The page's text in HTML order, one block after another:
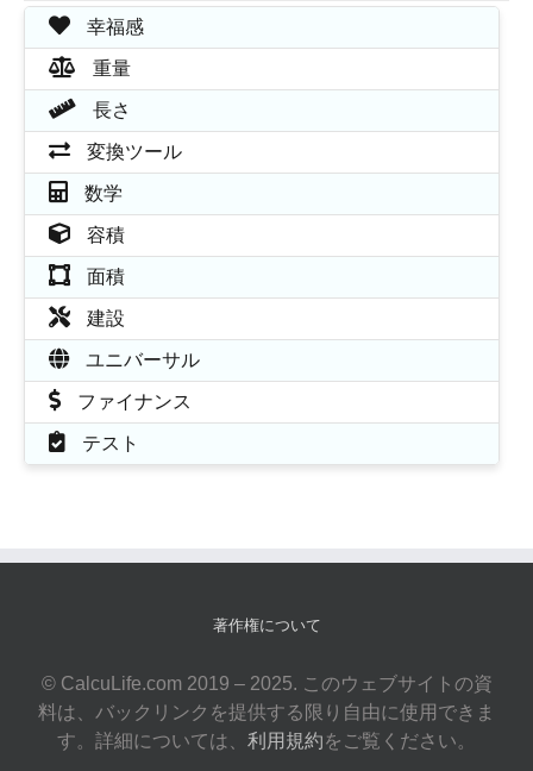
幸福感
重量
長さ
変換ツール
数学
容積
面積
建設
ユニバーサル
ファイナンス
テスト
著作権について
© CalcuLife.com 2019 – 2025. このウェブサイトの資
料は、バックリンクを提供する限り自由に使用できま
す。詳細については、 利用規約をご覧ください。